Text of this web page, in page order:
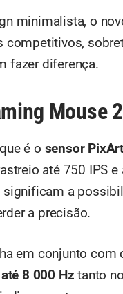
minimalista, o
competitivos,
fazer diferença.
Mouse
é o sensor
até 750 IPS
a
a precisão.
em conjunto
8 000 Hz tanto